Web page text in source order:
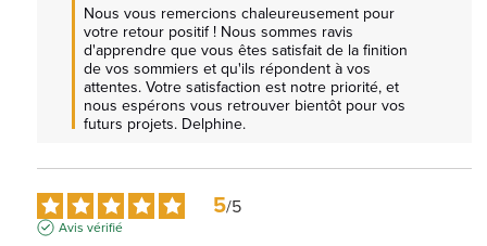
Nous vous remercions chaleureusement pour
votre retour positif ! Nous sommes ravis
d'apprendre que vous êtes satisfait de la finition
de vos sommiers et qu'ils répondent à vos
attentes. Votre satisfaction est notre priorité, et
nous espérons vous retrouver bientôt pour vos
futurs projets. Delphine.
5/5
Avis vérifié